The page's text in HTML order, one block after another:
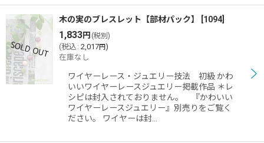
木の実のブレスレット【部材パック】 1094
1,833円 (税別)
(税込 : 2,017円)
在庫なし
ワイヤーレース・ジュエリー技法 初級 かわ
いいワイヤーレースジュエリー掲載作品 ＊レ
シピは封入されておりません。 『かわいい
ワイヤーレースジュエリー』別売りをご覧く
ださい。 ワイヤーは封…